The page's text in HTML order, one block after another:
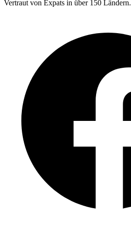
Vertraut von Expats in über 150 Ländern.